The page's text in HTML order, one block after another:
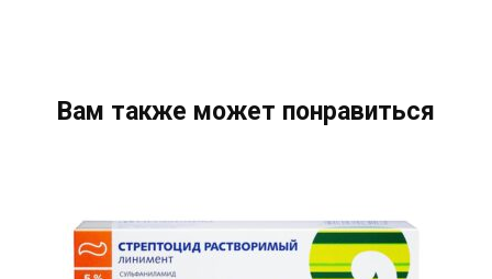
Вам также может понравиться